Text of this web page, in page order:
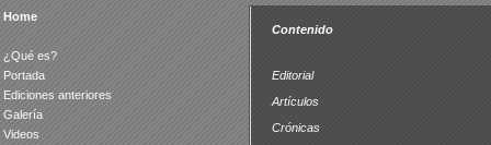
Home
¿Qué es?
Portada
Ediciones anteriores
Galería
Videos
Contenido
Editorial
Artículos
Crónicas